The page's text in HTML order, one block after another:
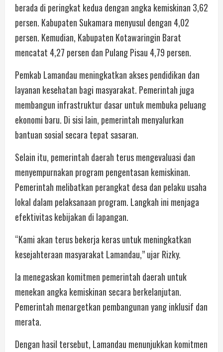
berada di peringkat kedua dengan angka kemiskinan 3,62
persen. Kabupaten Sukamara menyusul dengan 4,02
persen. Kemudian, Kabupaten Kotawaringin Barat
mencatat 4,27 persen dan Pulang Pisau 4,79 persen.
Pemkab Lamandau meningkatkan akses pendidikan dan
layanan kesehatan bagi masyarakat. Pemerintah juga
membangun infrastruktur dasar untuk membuka peluang
ekonomi baru. Di sisi lain, pemerintah menyalurkan
bantuan sosial secara tepat sasaran.
Selain itu, pemerintah daerah terus mengevaluasi dan
menyempurnakan program pengentasan kemiskinan.
Pemerintah melibatkan perangkat desa dan pelaku usaha
lokal dalam pelaksanaan program. Langkah ini menjaga
efektivitas kebijakan di lapangan.
“Kami akan terus bekerja keras untuk meningkatkan
kesejahteraan masyarakat Lamandau,” ujar Rizky.
Ia menegaskan komitmen pemerintah daerah untuk
menekan angka kemiskinan secara berkelanjutan.
Pemerintah menargetkan pembangunan yang inklusif dan
merata.
Dengan hasil tersebut, Lamandau menunjukkan komitmen